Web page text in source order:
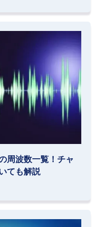
周波数一覧！チャ
ても解説